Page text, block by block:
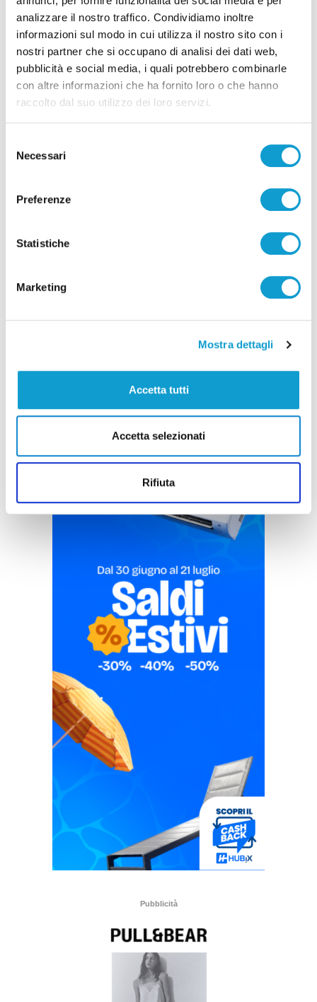
analizzare il nostro traffico. Condividiamo inoltre
informazioni sul modo in cui utilizza il nostro sito con i
nostri partner che si occupano di analisi dei dati web,
pubblicità e social media, i quali potrebbero combinarle
con altre informazioni che ha fornito loro o che hanno
raccolto dal suo utilizzo dei loro servizi.
delNecessari
Preferenze
Statistiche
Marketing
Mostra dettagli
Accetta tutti
Accetta selezionati
Rifiuta
Correlati
San Benedetto del Tronto - Super ospiti per il
debutto del Teatro della Stoppia
Pubblicità
Pubblicità